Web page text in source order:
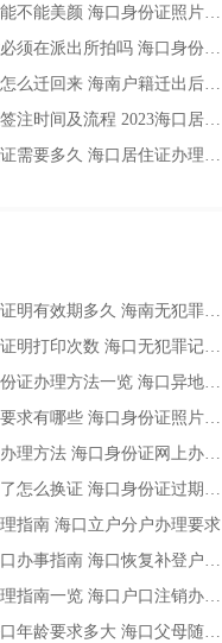
指南 海口立户分户办理要求